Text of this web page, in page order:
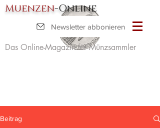
Muenzen-Online
Das Online-Magazin für Münzsammler
Newsletter abbonieren
Beitrag